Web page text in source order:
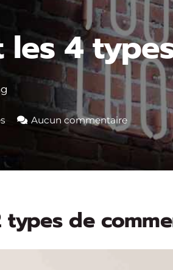
les 4
Aucun commentaire
de